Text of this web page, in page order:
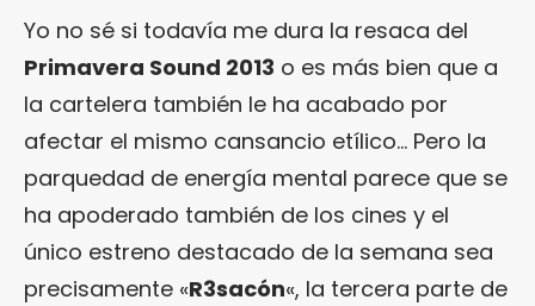
Yo no sé si todavía me dura la resaca del
Primavera Sound 2013 o es más bien que a
la cartelera también le ha acabado por
afectar el mismo cansancio etílico… Pero la
parquedad de energía mental parece que se
ha apoderado también de los cines y el
único estreno destacado de la semana sea
precisamente «R3sacón«, la tercera parte de